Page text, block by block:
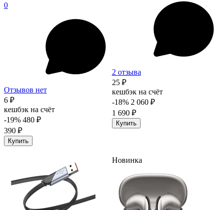
0
Отзывов нет
6 ₽
кешбэк на счёт
-19% 480 ₽
390 ₽
Купить
2 отзыва
25 ₽
кешбэк на счёт
-18% 2 060 ₽
1 690 ₽
Купить
Новинка